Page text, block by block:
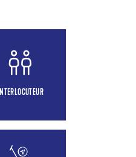
INTERLOCUTEUR